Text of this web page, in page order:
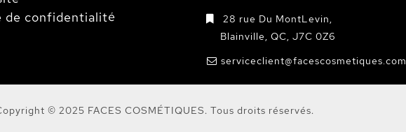
de confidentialité
28 rue Du MontLevin,
Blainville, QC, J7C 0Z6
serviceclient@facescosmetiques.com
© 2025 FACES COSMÉTIQUES. Tous droits réservés.